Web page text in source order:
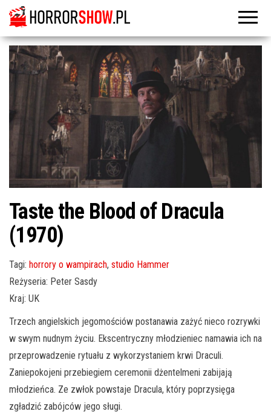
Taste the Blood of Dracula
(1970)
Tagi: horrory o wampirach, studio Hammer
Reżyseria: Peter Sasdy
Kraj: UK
Trzech angielskich jegomościów postanawia zażyć nieco rozrywki
w swym nudnym życiu. Ekscentryczny młodzieniec namawia ich na
przeprowadzenie rytuału z wykorzystaniem krwi Draculi.
Zaniepokojeni przebiegiem ceremonii dżentelmeni zabijają
młodzieńca. Ze zwłok powstaje Dracula, który poprzysięga
zgładzić zabójców jego sługi.